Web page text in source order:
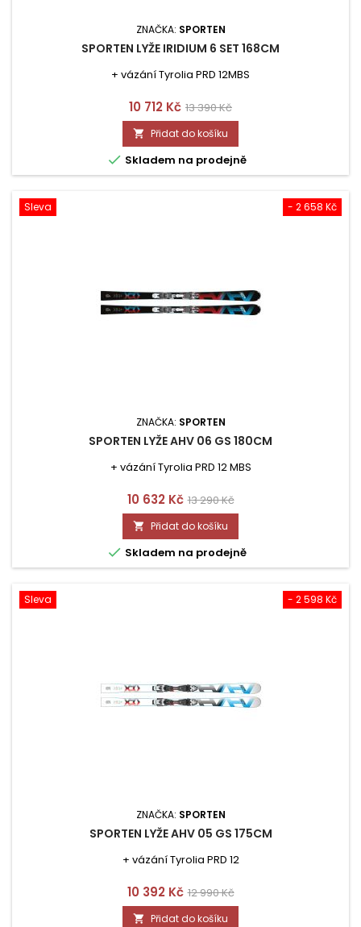
ZNAČKA: SPORTEN
SPORTEN LYŽE IRIDIUM 6 SET 168CM
+ vázání Tyrolia PRD 12MBS
Cena
10 712 Kč Běžná
cena
13 390 Kč
 Přidat do košíku
 Skladem na prodejně
- 2 658 Kč
Sleva
ZNAČKA: SPORTEN
SPORTEN LYŽE AHV 06 GS 180CM
+ vázání Tyrolia PRD 12 MBS
Cena
10 632 Kč Běžná
cena
13 290 Kč
 Přidat do košíku
 Skladem na prodejně
- 2 598 Kč
Sleva
ZNAČKA: SPORTEN
SPORTEN LYŽE AHV 05 GS 175CM
+ vázání Tyrolia PRD 12
Cena
10 392 Kč Běžná
cena
12 990 Kč
 Přidat do košíku